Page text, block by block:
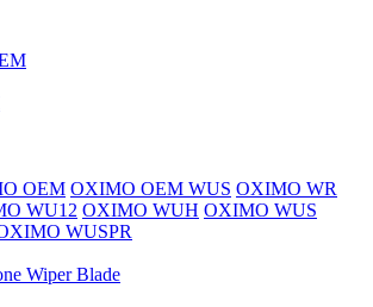
OEM OXIMO OEM WUS OXIMO WR
WU12 OXIMO WUH OXIMO WUS
WUSPR
Wiper Blade